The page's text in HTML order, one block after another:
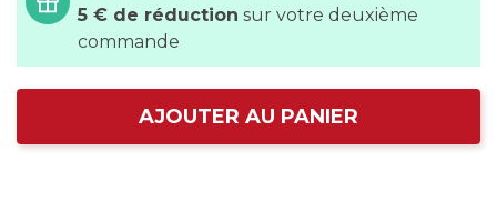
5 € de réduction sur votre deuxième
commande
AJOUTER AU PANIER